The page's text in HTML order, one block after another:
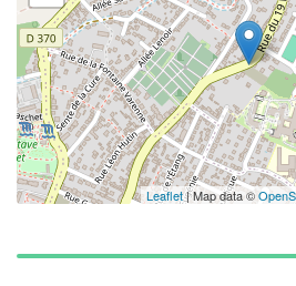
Leaflet| Map data ©